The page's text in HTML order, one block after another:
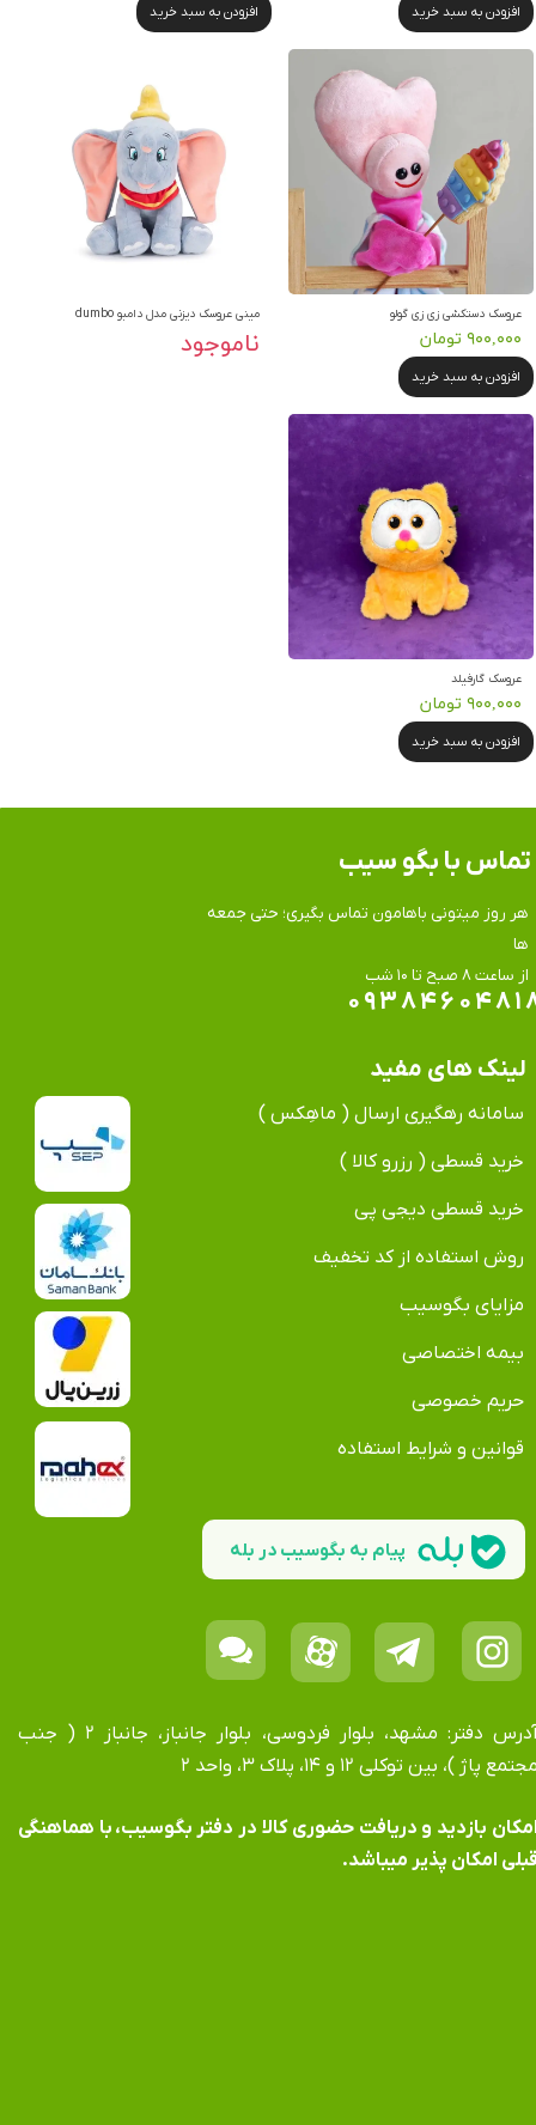
افزودن به سبد خرید افزودن به سبد خرید
عروسک دستکشی زی زی گولو
۹۰۰,۰۰۰ تومان
افزودن به سبد خرید
مینی عروسک دیزنی مدل دامبو dumbo
ناموجود
عروسک گارفیلد
۹۰۰,۰۰۰ تومان
افزودن به سبد خرید
هر روز میتونی باهامون تماس بگیری؛ حتی جمعه
ها
​​​​​​​از ساعت ۸ صبح تا ۱۰ شب
تماس​​​​​​​ با بگو سیب
لینک های مفید
سامانه رهگیری ارسال ( ماهِکس )
خرید قسطی ( رزرو کالا )
خرید قسطی دیجی پی
روش استفاده از کد تخفیف
مزایای بگوسیب
بیمه اختصاصی
حریم خصوصی
قوانین و شرایط استفاده
آدرس دفتر: مشهد، بلوار فردوسی، بلوار جانباز، جانباز ۲ ( جنب
پاژ )، بین توکلی ۱۲ و ۱۴، پلاک ۳، واحد ۲
بازدید و دریافت حضوری کالا در دفتر بگوسیب، با هماهنگی
امکان پذیر میباشد.
پیام به بگوسیب در بله